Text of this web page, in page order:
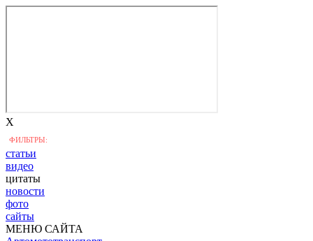
X
ФИЛЬТРЫ:
статьи
видео
цитаты
новости
фото
сайты
МЕНЮ САЙТА